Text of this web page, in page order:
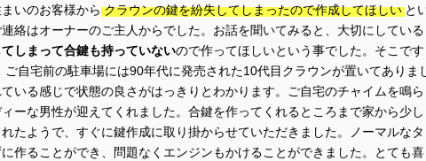
いのお客様から クラウンの鍵を紛失してしまったので作成してほしい と
絡はオーナーのご主人からでした。お話を聞いてみると、大切にしている
しまって合鍵も持っていないので作ってほしいという事でした。そこです
ご自宅前の駐車場には90年代に発売された10代目クラウンが置いてありま
いる感じで状態の良さがはっきりとわかります。ご自宅のチャイムを鳴ら
ーな男性が迎えてくれました。合鍵を作ってくれるところまで家から少し
たようで、すぐに鍵作成に取り掛からせていただきました。ノーマルなタ
作ることができ、問題なくエンジンもかけることができました。とても喜